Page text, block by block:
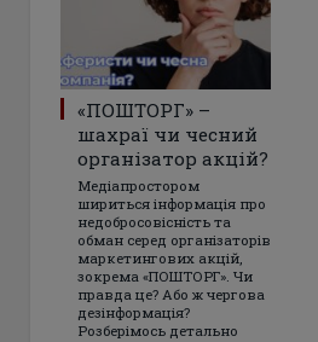
«ПОШТОРГ» –
шахраї чи чесний
організатор акцій?
Медіапростором
шириться інформація про
недобросовісність та
обман серед організаторів
маркетингових акцій,
зокрема «ПОШТОРГ». Чи
правда це? Або ж чергова
дезінформація?
Розберімось детально